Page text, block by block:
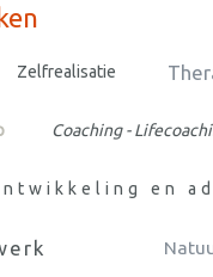
Zelfrealisatie
Coaching -
en